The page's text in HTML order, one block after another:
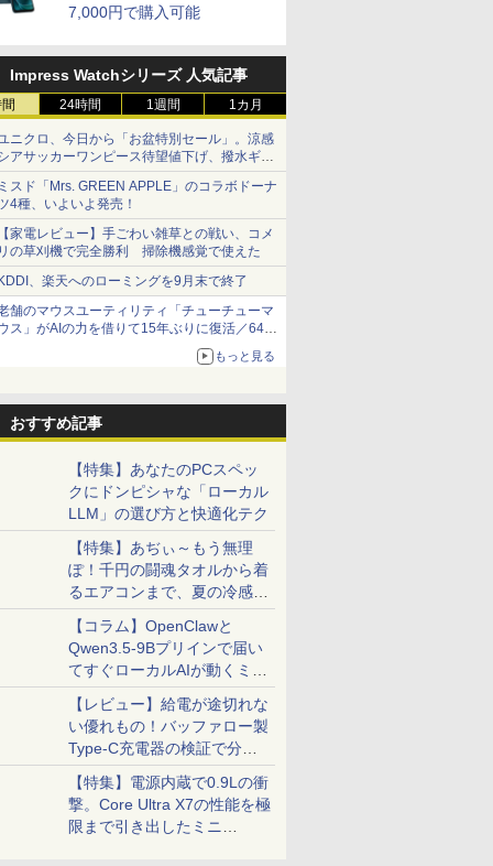
7,000円で購入可能
Impress Watchシリーズ 人気記事
24時間 1週間 1カ月
ニクロ、今日から「お盆特別セール」。涼感
アサッカーワンピース待望値下げ、撥水ギア
ョーツは1990円に
スド「Mrs. GREEN APPLE」のコラボドーナ
4種、いよいよ発売！
家電レビュー】手ごわい雑草との戦い、コメ
の草刈機で完全勝利 掃除機感覚で使えた
、楽天へのローミングを9月末で終了
舗のマウスユーティリティ「チューチューマ
ス」がAIの力を借りて15年ぶりに復活／64bit
、Windows 10/11、「Chrome」も走り回
。復活記念で2026年末まで500円
もっと見る
おすすめ記事
【特集】あなたのPCスペッ
クにドンピシャな「ローカル
LLM」の選び方と快適化テク
【特集】あぢぃ～もう無理
ぽ！千円の闘魂タオルから着
るエアコンまで、夏の冷感グ
ッズ一挙紹介
【コラム】OpenClawと
Qwen3.5-9Bプリインで届い
てすぐローカルAIが動くミニ
PC「SER9 Pro」
【レビュー】給電が途切れな
い優れもの！バッファロー製
Type-C充電器の検証で分か
ったこと
【特集】電源内蔵で0.9Lの衝
撃。Core Ultra X7の性能を極
限まで引き出したミニ